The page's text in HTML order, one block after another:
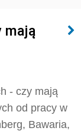
mają
- czy mają
od pracy w
Bawaria,